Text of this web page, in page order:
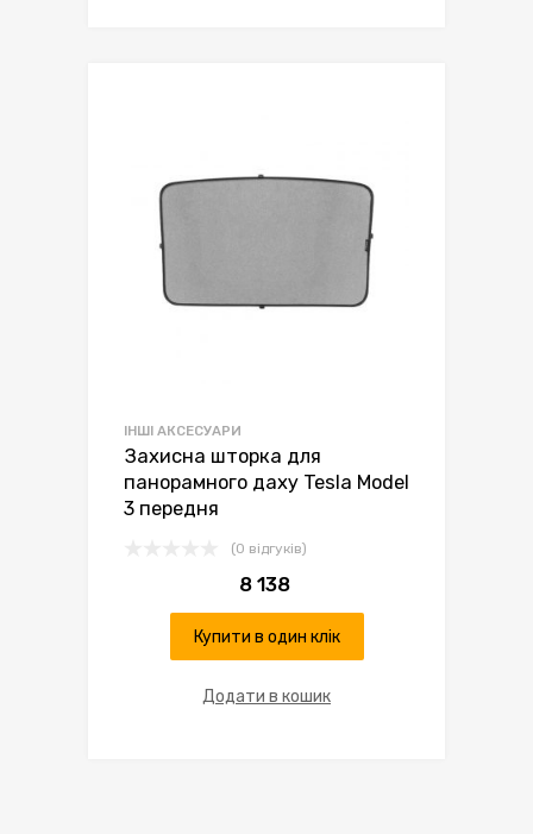
ІНШІ АКСЕСУАРИ
Захисна шторка для
панорамного даху Tesla Model
3 передня
(0 відгуків)
8 138
Купити в один клік
Додати в кошик